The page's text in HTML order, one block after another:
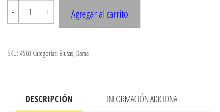
-
4560
BLUSA
CORTE
+ Agregar al carrito
SKU: 4560 Categorías: Blusas, Dama
DESCRIPCIÓN INFORMACIÓN ADICIONAL